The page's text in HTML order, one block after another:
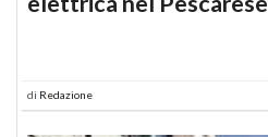
di Redazione